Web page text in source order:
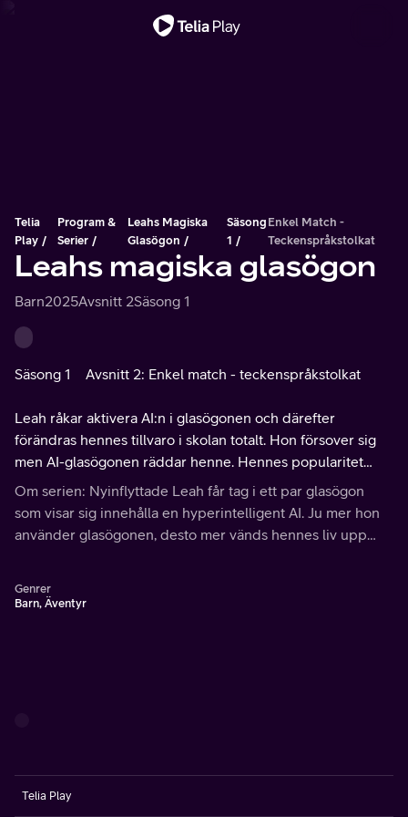
Telia
Play
Program &
Serier
Leahs Magiska
Glasögon
Säsong
1
Enkel Match -
Teckenspråkstolkat
Leahs magiska glasögon
Barn2025Avsnitt 2Säsong 1
Säsong 1 Avsnitt 2: Enkel match - teckenspråkstolkat
Leah råkar aktivera AI:n i glasögonen och därefter
förändras hennes tillvaro i skolan totalt. Hon försover sig
men AI-glasögonen räddar henne. Hennes popularitet
växer med hjälp av fejkade bilder och AI-stöd.
Om serien: Nyinflyttade Leah får tag i ett par glasögon
som visar sig innehålla en hyperintelligent AI. Ju mer hon
använder glasögonen, desto mer vänds hennes liv upp
Genrer
Barn, Äventyr
Telia Play